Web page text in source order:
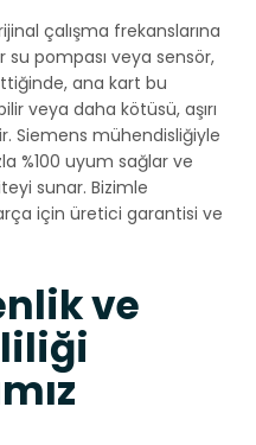
çalışma frekanslarına
pompası veya sensör,
ana kart bu
veya daha kötüsü, aşırı
Siemens mühendisliğiyle
%100 uyum sağlar ve
sunar. Bizimle
için üretici garantisi ve
ve